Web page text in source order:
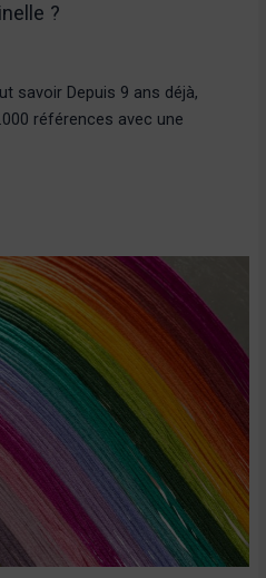
?
savoir Depuis 9 ans déjà,
références avec une